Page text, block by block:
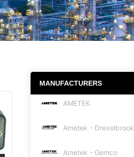
MANUFACTURERS
AMETEK
Ametek - Drexelbrook
Ametek - Gemco